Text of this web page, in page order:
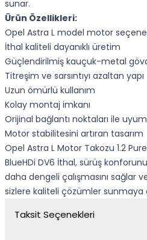
sunar.
Ürün Özellikleri:
Opel Astra L model motor
İthal kaliteli dayanıklı üretim
Güçlendirilmiş kauçuk-metal
Titreşim ve sarsıntıyı azaltan yapı
Uzun ömürlü kullanım
Kolay montaj imkanı
Orijinal bağlantı noktaları ile uyum
Motor stabilitesini artıran tasarım
Opel Astra L Motor Takozu 1.2
BlueHDi DV6 İthal, sürüş
daha dengeli çalışmasını sağlar
sizlere kaliteli çözümler sunmaya
Taksit Seçenekleri